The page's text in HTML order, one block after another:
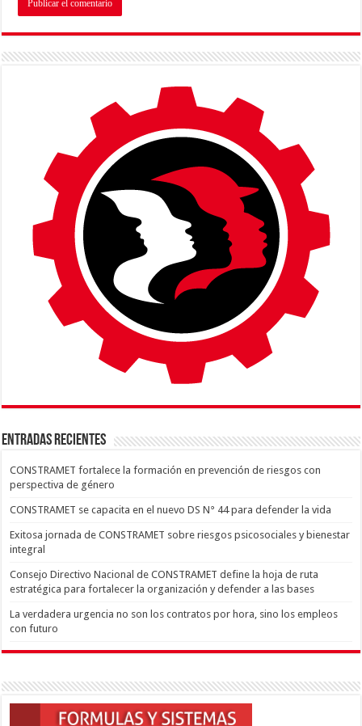
ENTRADAS RECIENTES
CONSTRAMET fortalece la formación en prevención de riesgos con
perspectiva de género
CONSTRAMET se capacita en el nuevo DS N° 44 para defender la vida
Exitosa jornada de CONSTRAMET sobre riesgos psicosociales y bienestar
integral
Consejo Directivo Nacional de CONSTRAMET define la hoja de ruta
estratégica para fortalecer la organización y defender a las bases
La verdadera urgencia no son los contratos por hora, sino los empleos
con futuro